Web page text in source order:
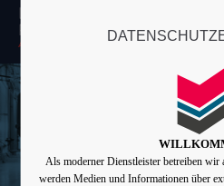
Passwort
Als moderner Dienstleister betreiben wir
werden Medien und Informationen über